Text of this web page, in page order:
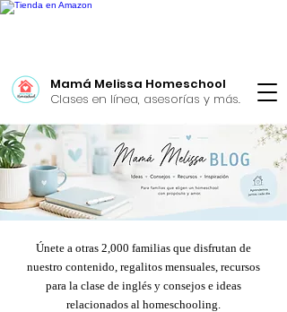
Mamá Melissa Homeschool
Clases en línea, asesorías y más.
Únete a otras 2,000 familias que disfrutan de
nuestro contenido, regalitos mensuales, recursos
para la clase de inglés y consejos e ideas
relacionados al homeschooling.